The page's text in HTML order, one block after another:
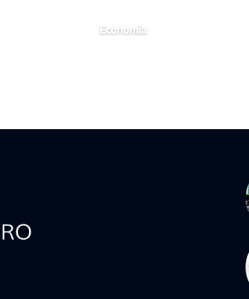
Economia